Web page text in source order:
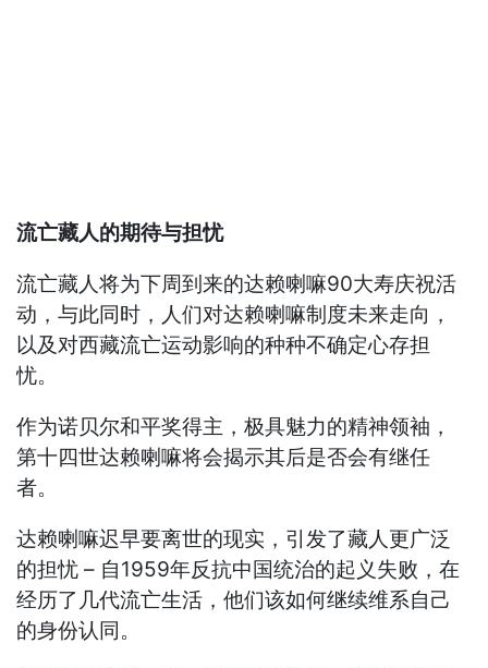
流亡藏人的期待与担忧
流亡藏人将为下周到来的达赖喇嘛90大寿庆祝活
动，与此同时，人们对达赖喇嘛制度未来走向，
以及对西藏流亡运动影响的种种不确定心存担
忧。
作为诺贝尔和平奖得主，极具魅力的精神领袖，
第十四世达赖喇嘛将会揭示其后是否会有继任
者。
达赖喇嘛迟早要离世的现实，引发了藏人更广泛
的担忧 – 自1959年反抗中国统治的起义失败，在
经历了几代流亡生活，他们该如何继续维系自己
的身份认同。